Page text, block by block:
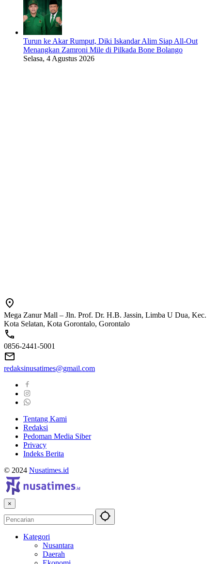
Turun ke Akar Rumput, Diki Iskandar Alim Siap All-Out
Menangkan Zamroni Mile di Pilkada Bone Bolango
Selasa, 4 Agustus 2026
Mega Zanur Mall – Jln. Prof. Dr. H.B. Jassin, Limba U Dua, Kec.
Kota Selatan, Kota Gorontalo, Gorontalo
0856-2441-5001
redaksinusatimes@gmail.com
Tentang Kami
Redaksi
Pedoman Media Siber
Privacy
Indeks Berita
© 2024 Nusatimes.id
×
Kategori
Nusantara
Daerah